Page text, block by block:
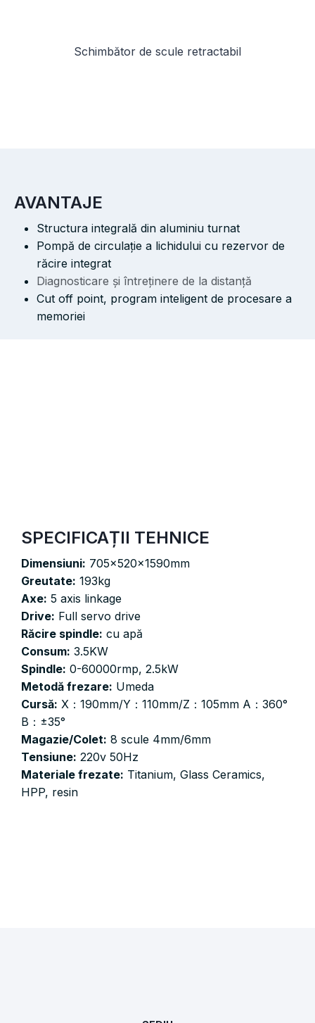
Schimbător de scule retractabil
AVANTAJE
Structura integrală din aluminiu turnat
Pompă de circulație a lichidului cu rezervor de
răcire integrat
Diagnosticare și întreținere de la distanță
Cut off point, program inteligent de procesare a
memoriei
SPECIFICAȚII TEHNICE
Dimensiuni: 705x520x1590mm
Greutate: 193kg
Axe: 5 axis linkage
Drive: Full servo drive
Răcire spindle: cu apă
Consum: 3.5KW
Spindle: 0-60000rmp, 2.5kW
Metodă frezare: Umeda
Cursă: X：190mm/Y：110mm/Z：105mm A：360°
B：±35°
Magazie/Colet: 8 scule 4mm/6mm
Tensiune: 220v 50Hz
Materiale frezate: Titanium, Glass Ceramics,
HPP, resin